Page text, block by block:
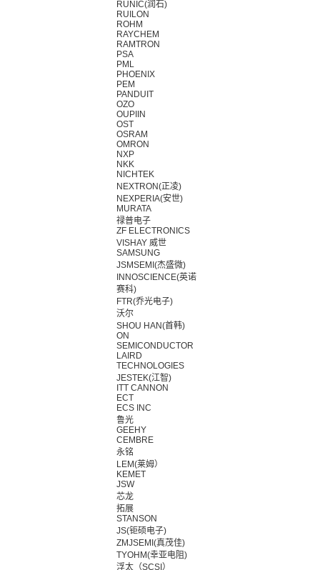
RUNIC(润石)
RUILON
ROHM
RAYCHEM
RAMTRON
PSA
PML
PHOENIX
PEM
PANDUIT
OZO
OUPIIN
OST
OSRAM
OMRON
NXP
NKK
NICHTEK
NEXTRON(正凌)
NEXPERIA(安世)
MURATA
禄普电子
ZF ELECTRONICS
VISHAY 威世
SAMSUNG
JSMSEMI(杰盛微)
INNOSCIENCE(英诺
赛科)
FTR(乔光电子)
沃尔
SHOU HAN(首韩)
ON
SEMICONDUCTOR
LAIRD
TECHNOLOGIES
JESTEK(江智)
ITT CANNON
ECT
ECS INC
鲁光
GEEHY
CEMBRE
永铭
LEM(莱姆）
KEMET
JSW
芯龙
拓展
STANSON
JS(钜硕电子)
ZMJSEMI(真茂佳)
TYOHM(幸亚电阻)
浮太（SCSI）